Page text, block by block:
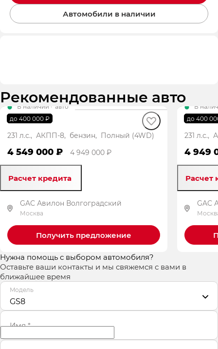
Автомобили в наличии
Рекомендованные авто
до 400 000 ₽
В наличии · авто
GS8 GT
231 л.с., АКПП-8, бензин, Полный (4WD)
4 549 000 ₽ 4 949 000 ₽
Расчет кредита
GAC Авилон Волгоградский
Москва
Получить предложение
до 400
В
GS8
231 л.с.,
4 949
Расчет
GAC
Нужна помощь с выбором автомобиля?
Оставьте ваши контакты и мы свяжемся с вами в
ближайшее время
Модель
GS8
Имя*